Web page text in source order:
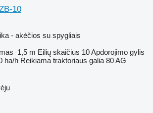
10
- akėčios su spygliais
1,5 m Eilių skaičius 10Apdorojimo gylis
ha/h Reikiama traktoriaus galia 80 AG